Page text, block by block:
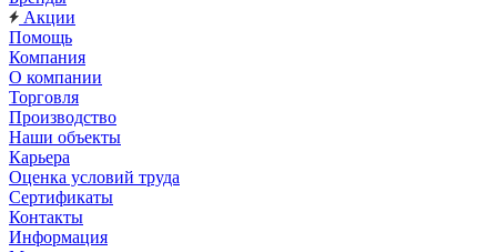
Акции
Помощь
Компания
О компании
Торговля
Производство
Наши объекты
Карьера
Оценка условий труда
Сертификаты
Контакты
Информация